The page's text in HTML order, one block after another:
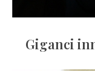
Giganci